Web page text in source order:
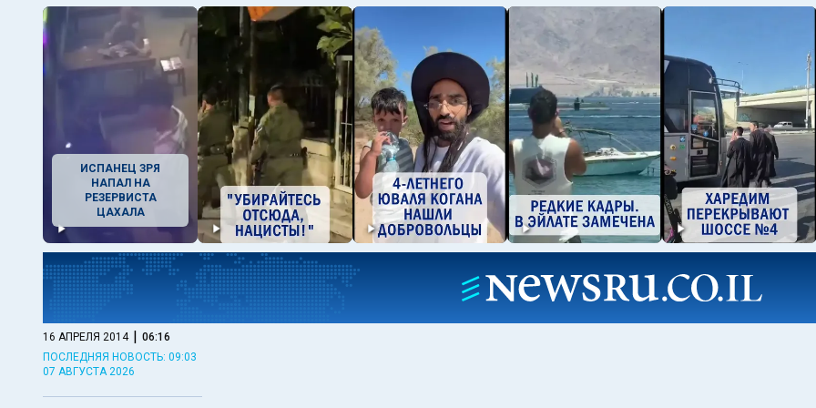
ИСПАНЕЦ ЗРЯ
НАПАЛ НА
РЕЗЕРВИСТА
ЦАХАЛА
16 АПРЕЛЯ 2014 | 06:16
ПОСЛЕДНЯЯ НОВОСТЬ: 09:03
07 АВГУСТА 2026